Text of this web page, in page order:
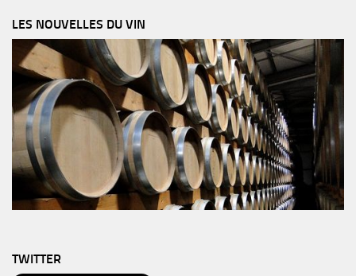
LES NOUVELLES DU VIN
TWITTER